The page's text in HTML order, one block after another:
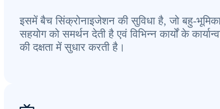
इसमें बैच सिंक्रोनाइजेशन की सुविधा है, जो बहु-
सहयोग को समर्थन देती है एवं विभिन्न कार्यों के
की दक्षता में सुधार करती है।